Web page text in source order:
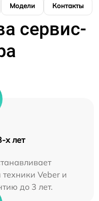
Модели Контакты
сервис-
х лет
Veber и
до 3 лет.